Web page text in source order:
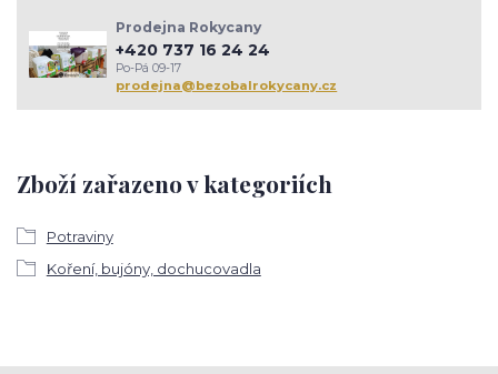
Zboží zařazeno v kategoriích
Potraviny
Koření, bujóny, dochucovadla
Prodejna Rokycany
+420 737 16 24 24
Po-Pá 09-17
prodejna@bezobalrokycany.cz